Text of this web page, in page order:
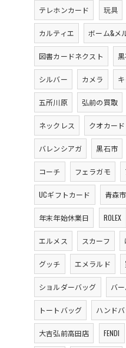
テレホンカード 玩具
カルティエ ボーム&メ
図書カードネクスト
シルバー カメラ
五所川原 弘前の買取
ネックレス クオカード
バレンシアガ 黒石市
コーチ フェラガモ
UCギフトカード 青森市
年末年始休業日 ROLEX
エルメス スカーフ
グッチ エメラルド
ショルダーバッグ バ
トートバッグ ハンド
大吉弘前高田店 FENDI